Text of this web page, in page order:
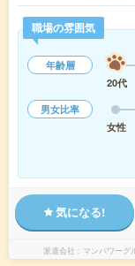
職場の雰囲気
年齢層
20代
男女比率
女性
気になる!
派遣会社 マンパワー